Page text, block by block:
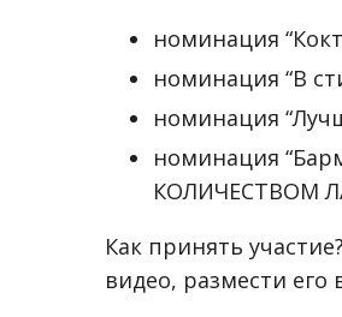
номинация
номинация “В
номинация
номинация
КОЛИЧЕСТВОМ
Как принять
видео, размести его